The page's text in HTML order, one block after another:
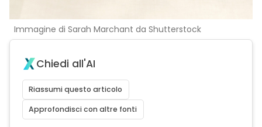
Immagine di Sarah Marchant da Shutterstock
Chiedi all'AI
Riassumi questo articolo
Approfondisci con altre fonti